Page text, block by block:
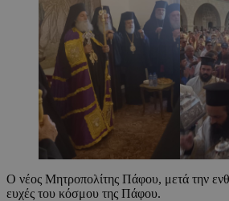
Ο νέος Μητροπολίτης Πάφου, μετά την
ευχές του κόσμου της Πάφου.